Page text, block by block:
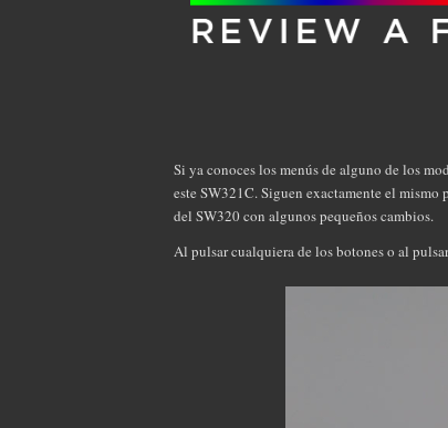
Si ya conoces los menús de alguno de los
este SW321C. Siguen exactamente el
del SW320 con algunos pequeños cambios.
Al pulsar cualquiera de los botones o al